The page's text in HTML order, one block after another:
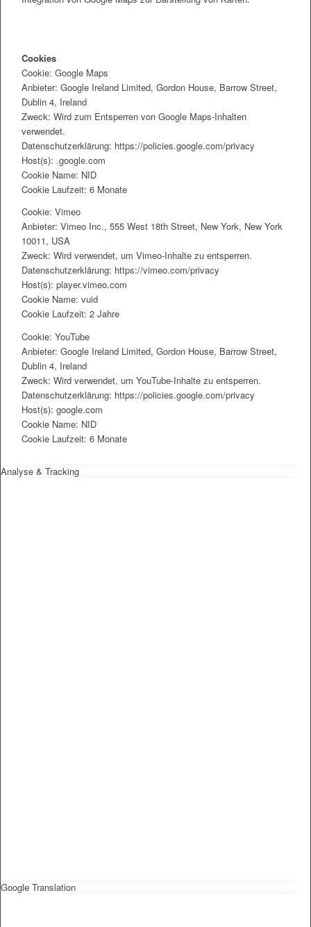
Cookies
Cookie: Google Maps
Anbieter: Google Ireland Limited, Gordon House, Barrow Street,
Dublin 4, Ireland
Zweck: Wird zum Entsperren von Google Maps-Inhalten
verwendet.
Datenschutzerklärung: https://policies.google.com/privacy
Host(s): .google.com
Cookie Name: NID
Cookie Laufzeit: 6 Monate
Cookie: Vimeo
Anbieter: Vimeo Inc., 555 West 18th Street, New York, New York
10011, USA
Zweck: Wird verwendet, um Vimeo-Inhalte zu entsperren.
Datenschutzerklärung: https://vimeo.com/privacy
Host(s): player.vimeo.com
Cookie Name: vuid
Cookie Laufzeit: 2 Jahre
Cookie: YouTube
Anbieter: Google Ireland Limited, Gordon House, Barrow Street,
Dublin 4, Ireland
Zweck: Wird verwendet, um YouTube-Inhalte zu entsperren.
Datenschutzerklärung: https://policies.google.com/privacy
Host(s): google.com
Cookie Name: NID
Cookie Laufzeit: 6 Monate
Analyse & Tracking
Google Translation